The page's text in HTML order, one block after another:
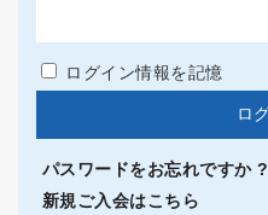
ログイン情報を記憶
パスワードをお忘れですか ?
新規ご入会はこちら